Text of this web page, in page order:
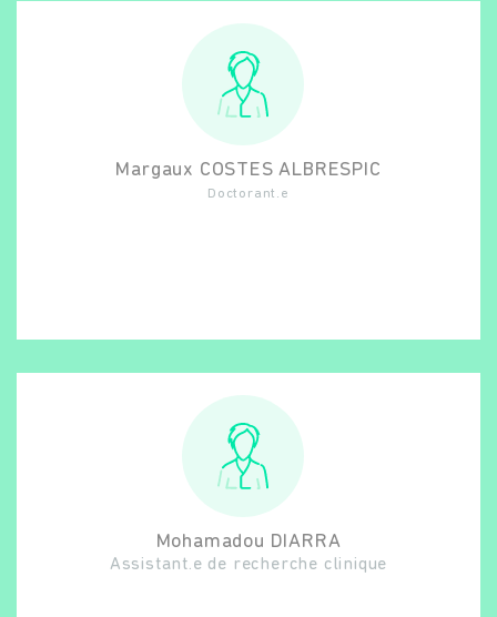
Margaux COSTES ALBRESPIC
Doctorant.e
Mohamadou DIARRA
Assistant.e de recherche clinique